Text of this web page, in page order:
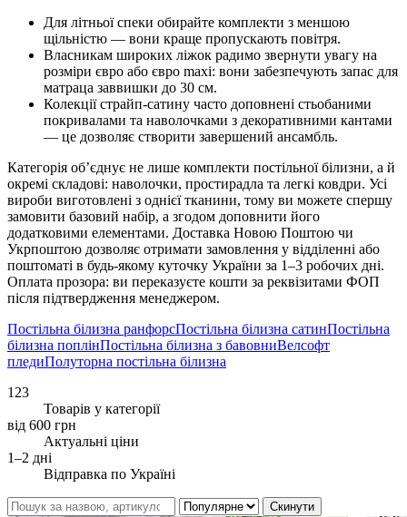
Для літньої спеки обирайте комплекти з меншою
щільністю — вони краще пропускають повітря.
Власникам широких ліжок радимо звернути увагу на
розміри євро або євро maxi: вони забезпечують запас для
матраца заввишки до 30 см.
Колекції страйп-сатину часто доповнені стьобаними
покривалами та наволочками з декоративними кантами
— це дозволяє створити завершений ансамбль.
Категорія об’єднує не лише комплекти постільної білизни, а й
окремі складові: наволочки, простирадла та легкі ковдри. Усі
вироби виготовлені з однієї тканини, тому ви можете спершу
замовити базовий набір, а згодом доповнити його
додатковими елементами. Доставка Новою Поштою чи
Укрпоштою дозволяє отримати замовлення у відділенні або
поштоматі в будь-якому куточку України за 1–3 робочих дні.
Оплата прозора: ви переказуєте кошти за реквізитами ФОП
після підтвердження менеджером.
Постільна білизна ранфорсПостільна білизна сатинПостільна
білизна поплінПостільна білизна з бавовниВелсофт
пледиПолуторна постільна білизна
123
Товарів у категорії
від 600 грн
Актуальні ціни
1–2 дні
Відправка по Україні
Скинути